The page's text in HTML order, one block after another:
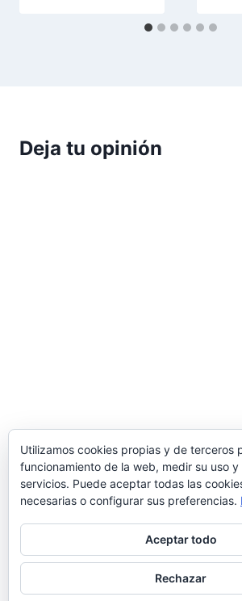
Deja tu opinión
© 2026 Manquepierda - Tema
Utilizamos cookies propias y de terceros
funcionamiento de la web, medir su uso
servicios. Puede aceptar todas las
necesarias o configurar sus preferencias.
Aceptar todo
Rechazar